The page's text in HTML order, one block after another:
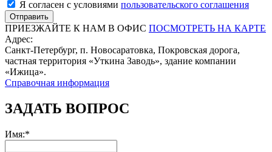
Я согласен с условиями пользовательского соглашения
ПРИЕЗЖАЙТЕ К НАМ В ОФИС ПОСМОТРЕТЬ НА КАРТЕ
Адрес:
Санкт-Петербург, п. Новосаратовка, Покровская дорога,
частная территория «Уткина Заводь», здание компании
«Ижица».
Справочная информация
ЗАДАТЬ ВОПРОС
Имя:*